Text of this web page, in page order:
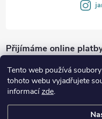
Tento web používá
tohoto webu vyjadřujete
informacízde.
Přijímáme online